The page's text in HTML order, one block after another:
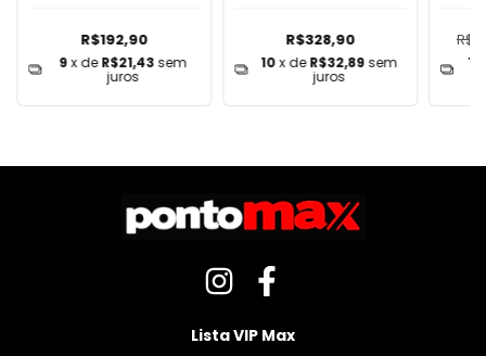
R$192,90
9x deR$21,43 sem
juros
R$328,90
10x deR$32,89 sem
juros
10
Lista VIP Max